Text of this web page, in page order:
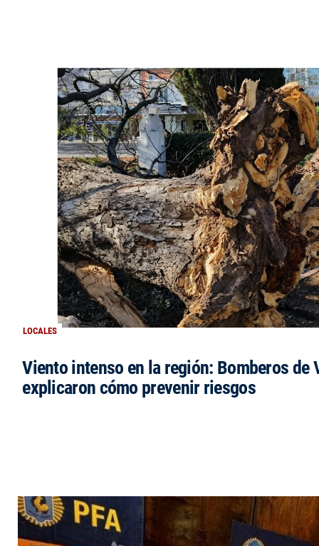
LOCALES
Viento intenso en la región: Bomberos de
explicaron cómo prevenir riesgos